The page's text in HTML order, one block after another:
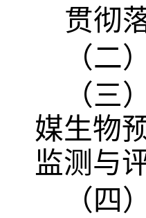
贯彻
（二
（三
媒生物
监测与
（四